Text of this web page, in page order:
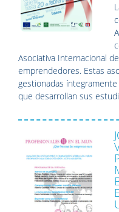
Asociativa Internacional
emprendedores. Estas
gestionadas
que desarrollan sus